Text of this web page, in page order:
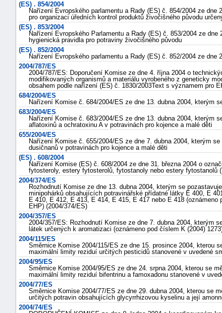
(ES) . 854/2004
Nařízení Evropského parlamentu a Rady (ES) č. 854/2004 ze
pro organizaci úředních kontrol produktů živočišného původu
(ES) . 853/2004
Nařízení Evropského Parlamentu a Rady (ES) č. 853/2004 ze
hygienická pravidla pro potraviny živočišného původu
(ES) . 852/2004
Nařízení Evropského parlamentu a Rady (ES) č. 852/2004 ze dne
2004/787/ES
2004/787/ES: Doporučení Komise ze dne 4. října 2004 o
modifikovaných organismů a materiálu vyrobeného z geneticky
obsahem podle nařízení (ES) č. 1830/2003Text s významem pro
684/2004/ES
Nařízení Komise č. 684/2004/ES ze dne 13. dubna 2004, kterým
683/2004/ES
Nařízení Komise č. 683/2004/ES ze dne 13. dubna 2004,
aflatoxinů a ochratoxinu A v potravinách pro kojence a malé děti
655/2004/ES
Nařízení Komise č. 655/2004/ES ze dne 7. dubna 2004, kterým
dusičnanů v potravinách pro kojence a malé děti
(ES) . 608/2004
Nařízení Komise (ES) č. 608/2004 ze dne 31. března 2004 o
fytosteroly, estery fytosterolů, fytostanoly nebo estery fytostanolů
2004/374/ES
Rozhodnutí Komise ze dne 13. dubna 2004, kterým se
minipohárků obsahujících potravinářské přídatné látky E 400, E
E 410, E 412, E 413, E 414, E 415, E 417 nebo E 418
EHP) (2004/374/ES)
2004/357/ES
2004/357/ES: Rozhodnutí Komise ze dne 7. dubna 2004, kterým
látek určených k aromatizaci (oznámeno pod číslem K (2004)
2004/115/ES
Směrnice Komise 2004/115/ES ze dne 15. prosince 2004, kterou
maximální limity reziduí určitých pesticidů stanovené v uvedené
2004/95/ES
Směrnice Komise 2004/95/ES ze dne 24. srpna 2004, kterou se
maximální limity reziduí bifentrinu a famoxadonu stanovené v
2004/77/ES
Směrnice Komise 2004/77/ES ze dne 29. dubna 2004, kterou se
určitých potravin obsahujících glycyrrhizovou kyselinu a její
2004/74/ES